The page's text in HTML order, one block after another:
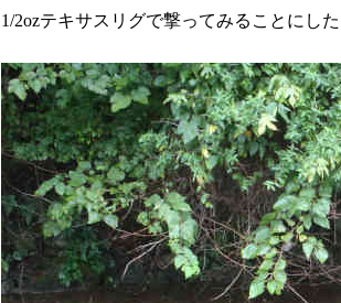
1/2ozテキサスリグで撃ってみることにし